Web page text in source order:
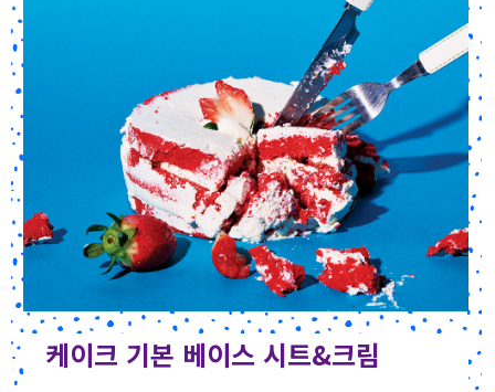
케이크 기본 베이스 시트&크림